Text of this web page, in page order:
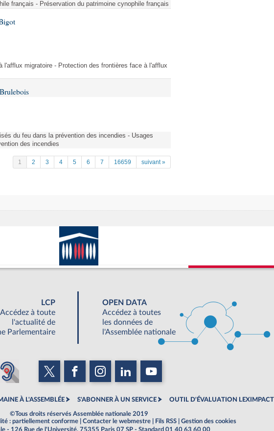
français - Préservation du patrimoine cynophile français
l'afflux migratoire - Protection des frontières face à l'afflux
du feu dans la prévention des incendies - Usages
des incendies
1 2 3 4 5 6 7 16659 suivant »
LCP
Accédez à toute
l'actualité de
Parlementaire
OPEN DATA
Accédez à toutes
les données de
l'Assemblée nationale
À L'ASSEMBLÉE S'ABONNER À UN SERVICE OUTIL D'ÉVALUATION LEXIMPACT
©Tous droits réservés Assemblée nationale 2019
: partiellement conforme Contacter le webmestre Fils RSS
Gestion des cookies
- 126 Rue de l'Université, 75355 Paris 07 SP - Standard 01 40 63 60 00